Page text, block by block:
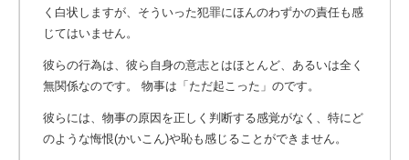
く白状しますが、そういった犯罪にほんのわずかの責任も感
じてはいません。
彼らの行為は、彼ら自身の意志とはほとんど、あるいは全く
無関係なのです。 物事は「ただ起こった」のです。
彼らには、物事の原因を正しく判断する感覚がなく、特にど
のような悔恨(かいこん)や恥も感じることができません。